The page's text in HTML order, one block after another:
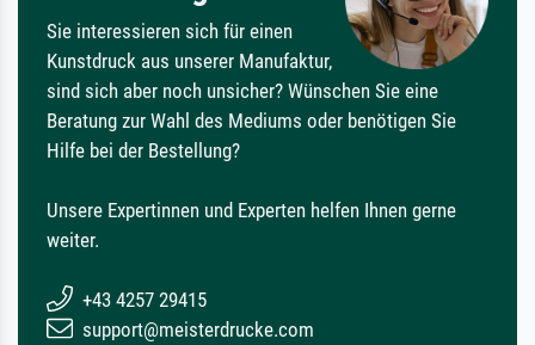
Sie interessieren sich für einen
Kunstdruck aus unserer Manufaktur,
sind sich aber noch unsicher? Wünschen Sie eine
Beratung zur Wahl des Mediums oder benötigen Sie
Hilfe bei der Bestellung?
Unsere Expertinnen und Experten helfen Ihnen gerne
weiter.
+43 4257 29415
support@meisterdrucke.com